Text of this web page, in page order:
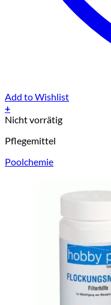
Add to Wishlist
+
Nicht vorrätig
Pflegemittel
Poolchemie